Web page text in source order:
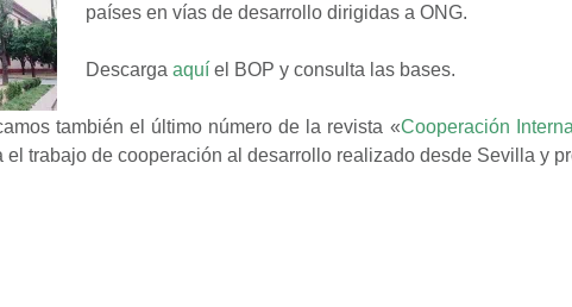
países en vías de desarrollo dirigidas a ONG.
Descarga aquí el BOP y consulta las bases.
también el último número de la revista «Cooperación
el trabajo de cooperación al desarrollo realizado desde Sevilla y